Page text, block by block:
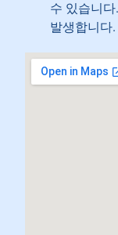
수 있습니
발생합니다.